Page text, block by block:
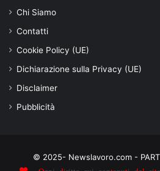
Chi Siamo
Contatti
Cookie Policy (UE)
Dichiarazione sulla Privacy (UE)
Disclaimer
Pubblicità
© 2025- Newslavoro.com -